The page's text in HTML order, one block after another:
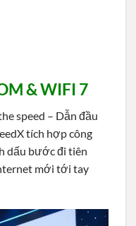
& WIFI 7
speed – Dẫn đầu
tích hợp công
dấu bước đi tiên
mới tới tay